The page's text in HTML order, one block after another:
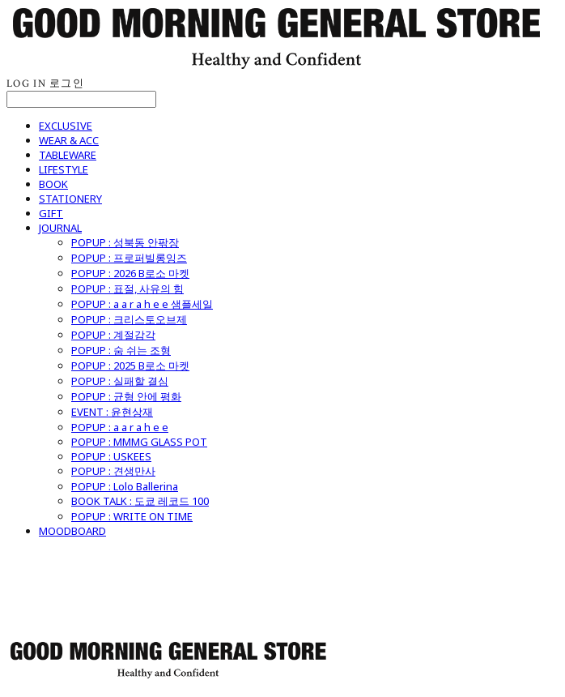
LOG IN 로그인
EXCLUSIVE
WEAR & ACC
TABLEWARE
LIFESTYLE
BOOK
STATIONERY
GIFT
JOURNAL
POPUP : 성북동 안팎장
POPUP : 프로퍼빌롱잉즈
POPUP : 2026 B로소 마켓
POPUP : 표절, 사유의 힘
POPUP : a a r a h e e 샘플세일
POPUP : 크리스토오브제
POPUP : 계절감각
POPUP : 숨 쉬는 조형
POPUP : 2025 B로소 마켓
POPUP : 실패할 결심
POPUP : 균형 안에 평화
EVENT : 윤현상재
POPUP : a a r a h e e
POPUP : MMMG GLASS POT
POPUP : USKEES
POPUP : 견생만사
POPUP : Lolo Ballerina
BOOK TALK : 도쿄 레코드 100
POPUP : WRITE ON TIME
MOODBOARD